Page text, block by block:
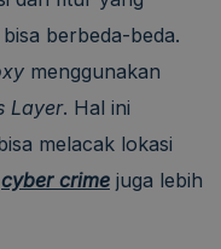
berbeda-beda.
menggunakan
Layer. Hal ini
melacak lokasi
cyber crime juga lebih